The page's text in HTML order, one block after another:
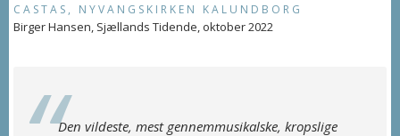
CASTAS, NYVANGSKIRKEN KALUNDBORG
Birger Hansen, Sjællands Tidende, oktober 2022
Den vildeste, mest gennemmusikalske, kropslige